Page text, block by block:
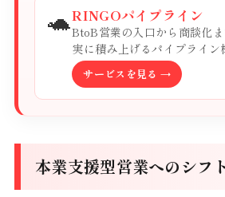
🐢RINGOパイプライン
BtoB営業の入口から商談化
実に積み上げるパイプライン
サービスを見る →
本業支援型営業へのシフト